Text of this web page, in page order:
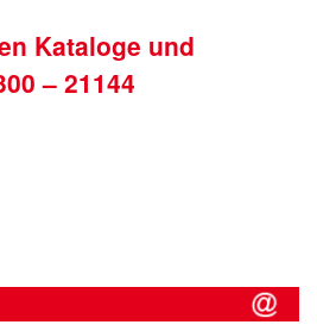
Kataloge und
– 21144